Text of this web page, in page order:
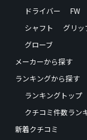
ドライバー
FW
シャフト
グリッ
グローブ
メーカーから探す
ランキングから探す
ランキングトップ
クチコミ件数ラン
新着クチコミ